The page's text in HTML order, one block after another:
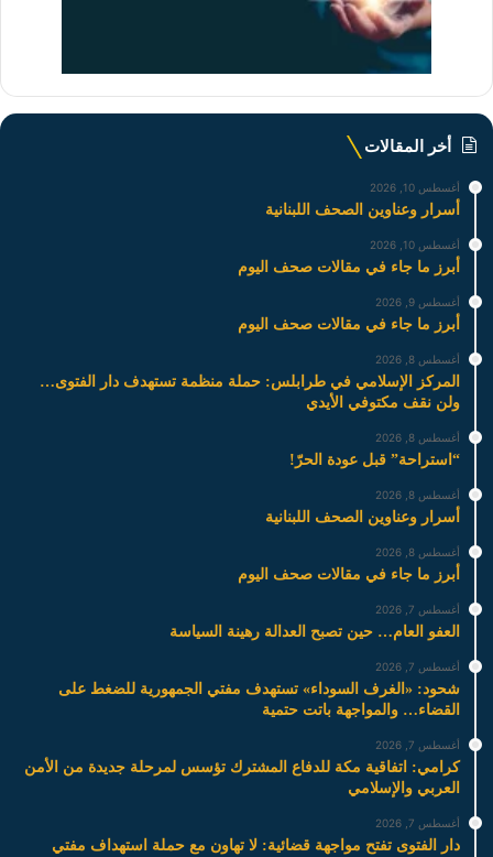
أخر المقالات
أغسطس 10, 2026
أسرار وعناوين الصحف اللبنانية
أغسطس 10, 2026
أبرز ما جاء في مقالات صحف اليوم
أغسطس 9, 2026
أبرز ما جاء في مقالات صحف اليوم
أغسطس 8, 2026
المركز الإسلامي في طرابلس: حملة منظمة تستهدف دار الفتوى…
ولن نقف مكتوفي الأيدي
أغسطس 8, 2026
“استراحة” قبل عودة الحرّ!
أغسطس 8, 2026
أسرار وعناوين الصحف اللبنانية
أغسطس 8, 2026
أبرز ما جاء في مقالات صحف اليوم
أغسطس 7, 2026
العفو العام… حين تصبح العدالة رهينة السياسة
أغسطس 7, 2026
شحود: «الغرف السوداء» تستهدف مفتي الجمهورية للضغط على
القضاء… والمواجهة باتت حتمية
أغسطس 7, 2026
كرامي: اتفاقية مكة للدفاع المشترك تؤسس لمرحلة جديدة من الأمن
العربي والإسلامي
أغسطس 7, 2026
دار الفتوى تفتح مواجهة قضائية: لا تهاون مع حملة استهداف مفتي